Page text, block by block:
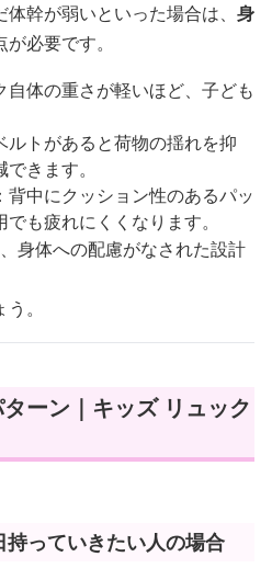
幹が弱いといった場合は、 身
必要です。
自体の重さが軽いほど、子ども
ルトがあると荷物の揺れを抑
きます。
背中にクッション性のあるパッ
も疲れにくくなります。
身体への配慮がなされた設計
。
ーン｜キッズ リュック
っていきたい人の場合